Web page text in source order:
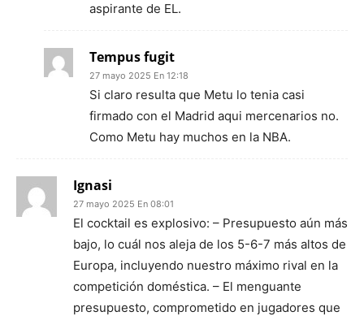
aspirante de EL.
Tempus fugit
27 mayo 2025 En 12:18
Si claro resulta que Metu lo tenia casi
firmado con el Madrid aqui mercenarios no.
Como Metu hay muchos en la NBA.
Ignasi
27 mayo 2025 En 08:01
El cocktail es explosivo: – Presupuesto aún más
bajo, lo cuál nos aleja de los 5-6-7 más altos de
Europa, incluyendo nuestro máximo rival en la
competición doméstica. – El menguante
presupuesto, comprometido en jugadores que